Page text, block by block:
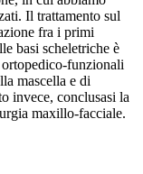
Il trattamento sul
fra i primi
basi scheletriche è
funzionali
mascella e di
invece, conclusasi la
maxillo-facciale.